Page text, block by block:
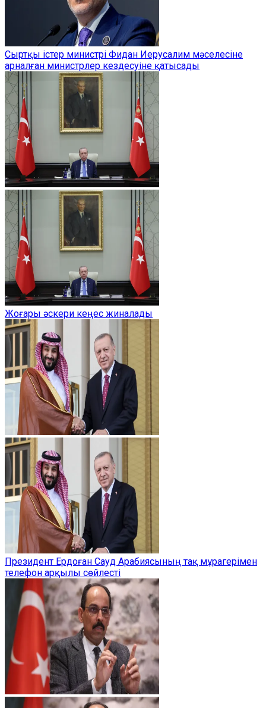
Сыртқы істер министрі Фидан Иерусалим мәселесіне
арналған министрлер кездесуіне қатысады
Жоғары әскери кеңес жиналады
Президент Ердоған Сауд Арабиясының тақ мұрагерімен
телефон арқылы сөйлесті